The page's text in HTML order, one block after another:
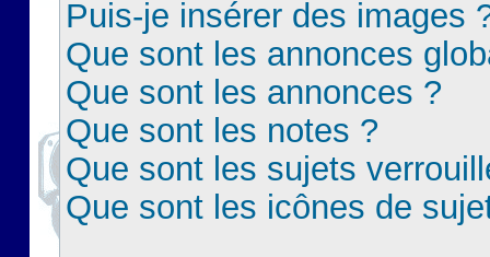
Puis-je insérer des images
Que sont les annonces
Que sont les annonces ?
Que sont les notes ?
Que sont les sujets
Que sont les icônes de